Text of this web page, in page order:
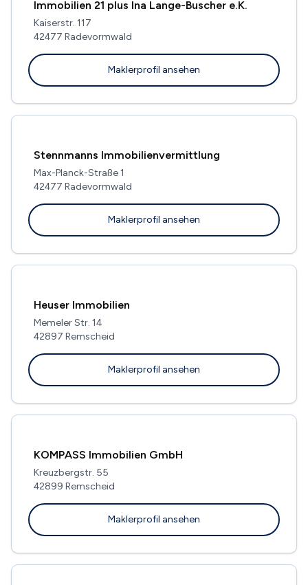
Immobilien 21 plus Ina Lange-Buscher e.K.
Kaiserstr. 117
42477 Radevormwald
Maklerprofil ansehen
Stennmanns Immobilienvermittlung
Max-Planck-Straße 1
42477 Radevormwald
Maklerprofil ansehen
Heuser Immobilien
Memeler Str. 14
42897 Remscheid
Maklerprofil ansehen
KOMPASS Immobilien GmbH
Kreuzbergstr. 55
42899 Remscheid
Maklerprofil ansehen